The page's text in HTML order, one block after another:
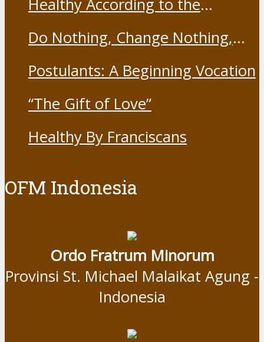
19 Vaccine
Healthy According to the
Do Nothing, Change Nothing,
Postulants: A Beginning Vocation
“The Gift of Love”
Healthy By Franciscans
OFM Indonesia
Ordo Fratrum Minorum
Provinsi St. Michael Malaikat Agung -
Indonesia